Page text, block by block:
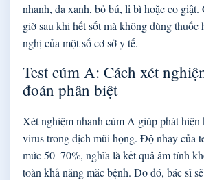
nhanh, da xanh, bỏ bú, li bì hoặc co
giờ sau khi hết sốt mà không dùng thuốc
nghị của một số cơ sở y tế.
Test cúm A: Cách xét
đoán phân biệt
Xét nghiệm nhanh cúm A giúp phát hiện
virus trong dịch mũi họng. Độ nhạy của
mức 50–70%, nghĩa là kết quả âm tính
toàn khả năng mắc bệnh. Do đó, bác sĩ